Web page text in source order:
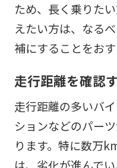
ため、長く乗りた
えたい方は、なる
補にすることをおす
走行距離を確認
走行距離の多いバ
ションなどのパー
ります。特に数万
は、劣化が進んで